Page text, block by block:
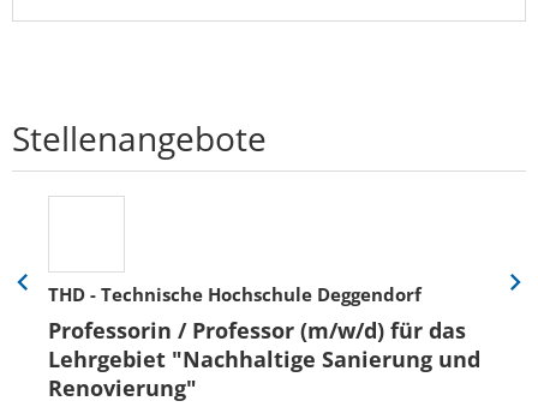
Stellenangebote
THD - Technische Hochschule Deggendorf
Professorin / Professor (m/w/d) für das
Lehrgebiet "Nachhaltige Sanierung und
Renovierung"
Eine
zurück
Eine